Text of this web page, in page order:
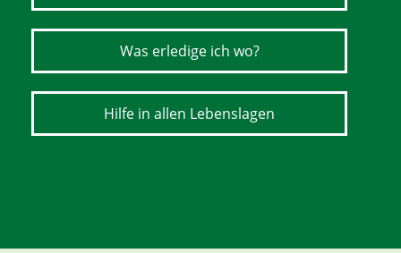
Was erledige ich wo?
Hilfe in allen Lebenslagen